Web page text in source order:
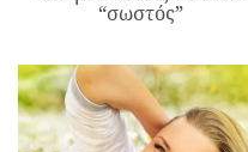
“σωστός”